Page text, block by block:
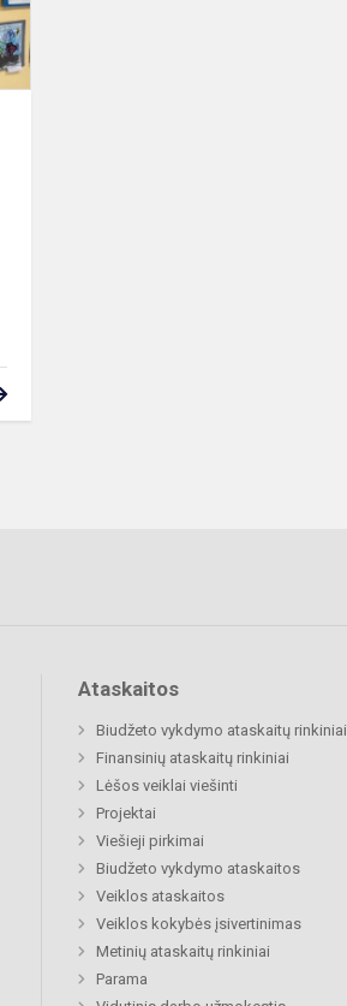
Ataskaitos
Biudžeto vykdymo ataskaitų rinkiniai
Finansinių ataskaitų rinkiniai
Lėšos veiklai viešinti
Projektai
Viešieji pirkimai
Biudžeto vykdymo ataskaitos
Veiklos ataskaitos
Veiklos kokybės įsivertinimas
Metinių ataskaitų rinkiniai
Parama